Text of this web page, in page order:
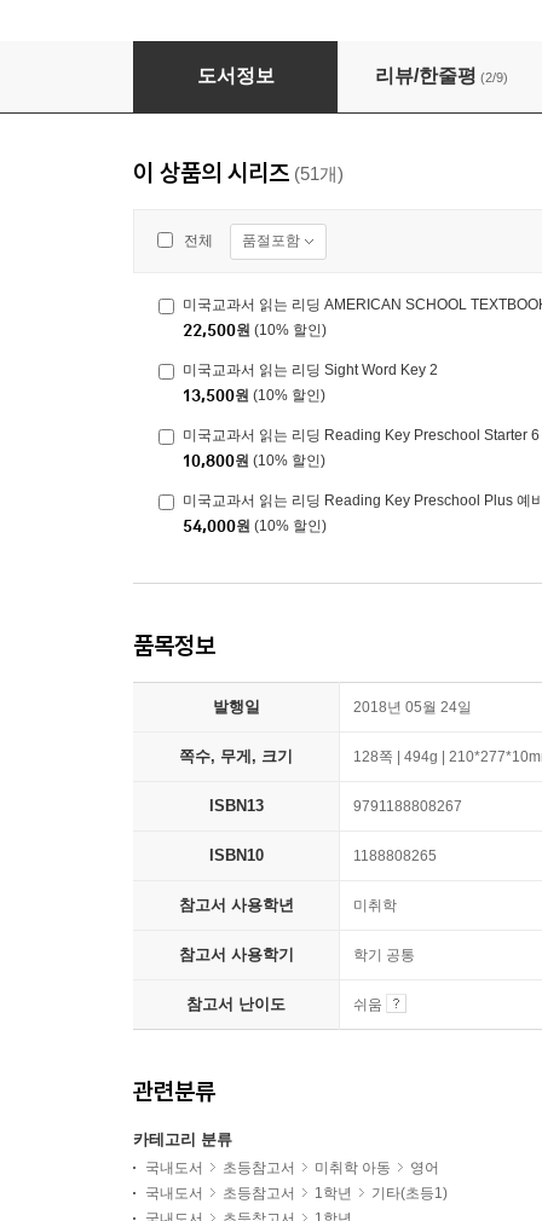
미국교과서 읽는 리딩 Reading Key
도서정보 리뷰/한줄평 (2/9)
이 상품의 시리즈 (51개)
전체 품절포함
22,500원 (10% 할인)
미국교과서 읽는 리딩 Sight Word Key 2
13,500원 (10% 할인)
미국교과서 읽는 리딩 Reading Key Preschool Starter 6
10,800원 (10% 할인)
미국교과서 읽는 리딩 Reading Key Preschool Plus 예
54,000원 (10% 할인)
품목정보
발행일 2018년 05월 24일
쪽수, 무게, 크기 128쪽 | 494g |
ISBN13 9791188808267
ISBN10 1188808265
참고서 사용학년 미취학
참고서 사용학기 학기 공통
참고서 난이도 쉬움
관련분류
카테고리 분류
국내도서 초등참고서 미취학 아동
영어
국내도서
초등참고서 1학년
기타(초등1)